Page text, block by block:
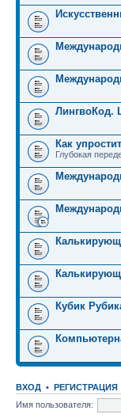
ЛингвоКод.
Как
Глубокая
Кубик
ВХОД • РЕГИСТРАЦИЯ
Имя пользователя: